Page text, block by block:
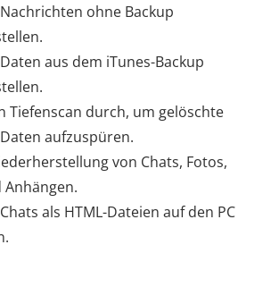
ohne Backup
aus dem iTunes-Backup
Tiefenscan durch, um gelöschte
aufzuspüren.
von Chats, Fotos,
als HTML-Dateien auf den PC